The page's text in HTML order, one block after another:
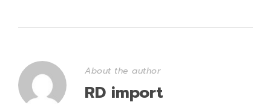
About the author
RD import